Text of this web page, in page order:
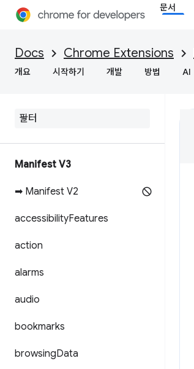
문서
Docs Chrome Extensions
개요 시작하기 개발 방법 AI
Manifest V3
➡ Manifest V2
accessibilityFeatures
action
alarms
audio
bookmarks
browsingData